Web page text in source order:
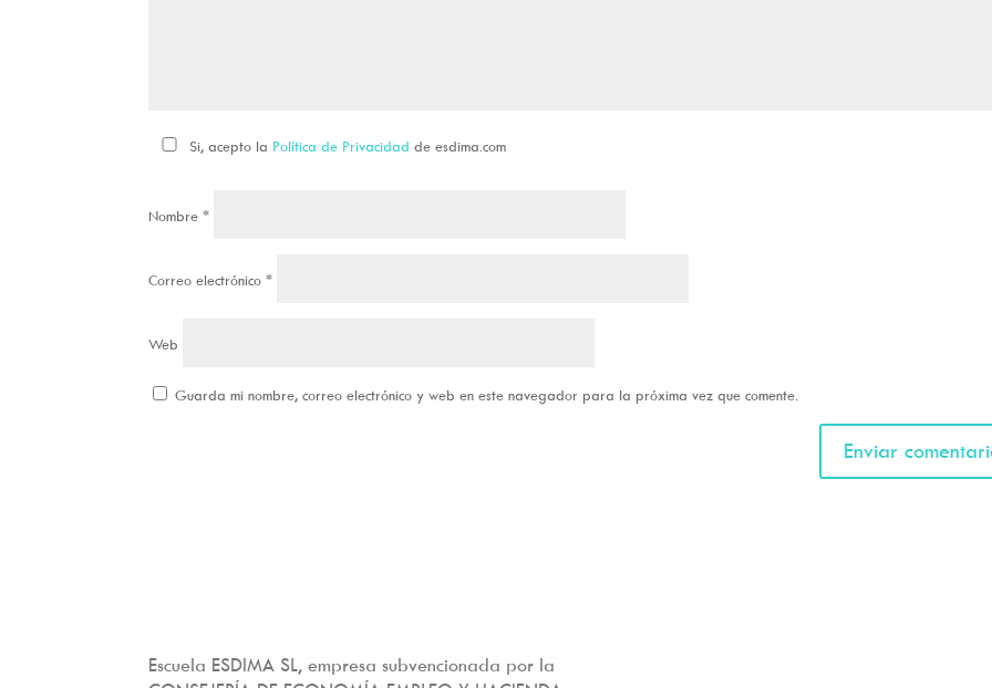
Si, acepto la Política de Privacidad de esdima.com
Nombre*
Correo electrónico*
Web
Guarda mi nombre, correo electrónico y web en este navegador para la próxima vez que comente.
Escuela ESDIMA SL, empresa subvencionada por la